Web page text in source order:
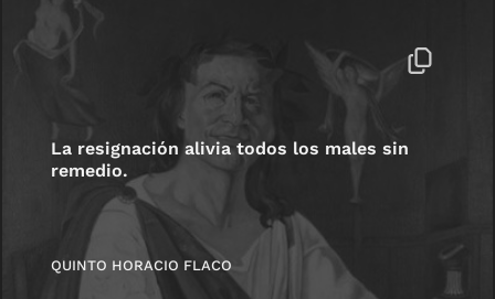
La resignación alivia todos los males sin
remedio.
QUINTO HORACIO FLACO